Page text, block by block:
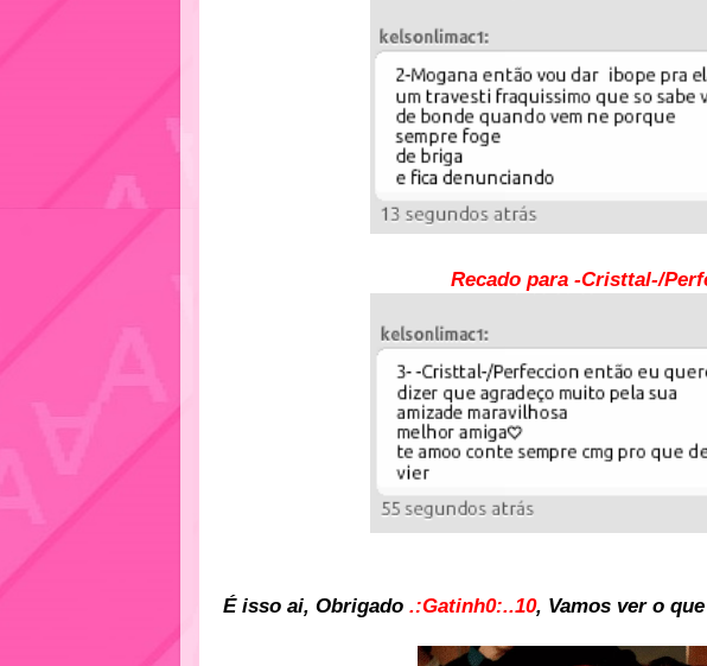
Recado para -Cristtal-/
É isso ai, Obrigado .:Gatinh0:..10, Vamos ver o